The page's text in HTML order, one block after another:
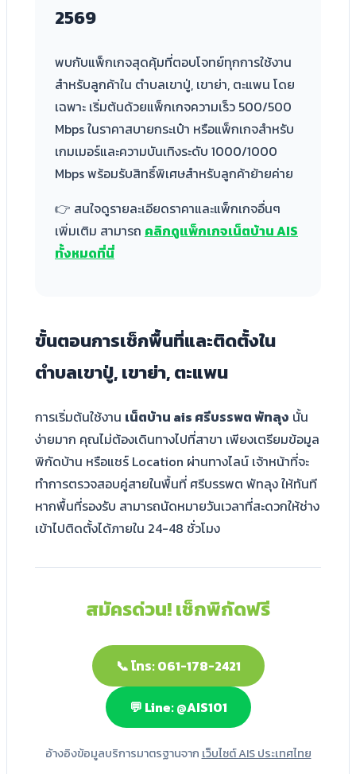
2569
พบกับแพ็กเกจสุดคุ้มที่ตอบโจทย์ทุกการใช้งาน
สำหรับลูกค้าใน ตำบลเขาปู่, เขาย่า, ตะแพน โดย
เฉพาะ เริ่มต้นด้วยแพ็กเกจความเร็ว 500/500
Mbps ในราคาสบายกระเป๋า หรือแพ็กเกจสำหรับ
เกมเมอร์และความบันเทิงระดับ 1000/1000
Mbps พร้อมรับสิทธิ์พิเศษสำหรับลูกค้าย้ายค่าย
👉 สนใจดูรายละเอียดราคาและแพ็กเกจอื่นๆ
เพิ่มเติม สามารถ คลิกดูแพ็กเกจเน็ตบ้าน AIS
ทั้งหมดที่นี่
ขั้นตอนการเช็กพื้นที่และติดตั้งใน
ตำบลเขาปู่, เขาย่า, ตะแพน
การเริ่มต้นใช้งาน เน็ตบ้าน ais ศรีบรรพต พัทลุง นั้น
ง่ายมาก คุณไม่ต้องเดินทางไปที่สาขา เพียงเตรียมข้อมูล
พิกัดบ้าน หรือแชร์ Location ผ่านทางไลน์ เจ้าหน้าที่จะ
ทำการตรวจสอบคู่สายในพื้นที่ ศรีบรรพต พัทลุง ให้ทันที
หากพื้นที่รองรับ สามารถนัดหมายวันเวลาที่สะดวกให้ช่าง
เข้าไปติดตั้งได้ภายใน 24-48 ชั่วโมง
สมัครด่วน! เช็กพิกัดฟรี
📞 โทร: 061-178-2421
💬 Line: @AIS101
อ้างอิงข้อมูลบริการมาตรฐานจากเว็บไซต์ AIS ประเทศไทย